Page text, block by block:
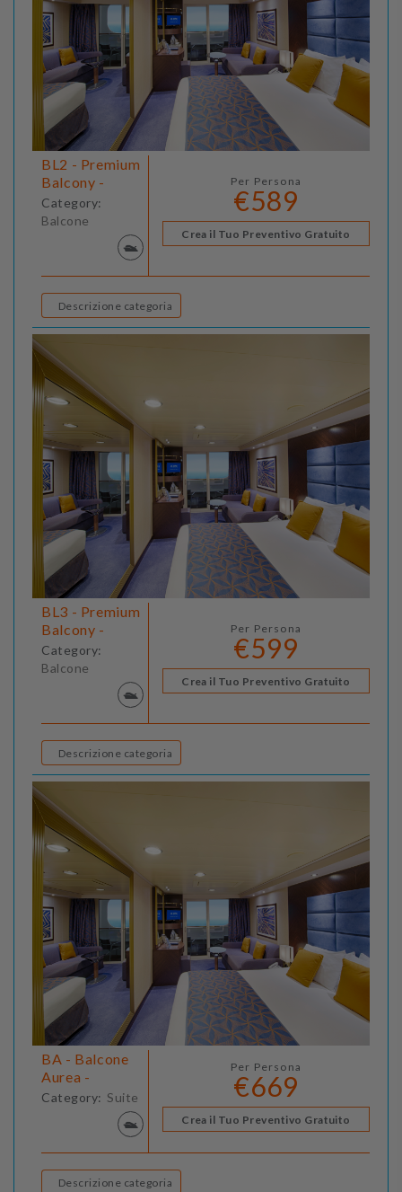
BL2 - Premium
Balcony -
Category:
Balcone
Per Persona
€589
Crea il Tuo Preventivo Gratuito
Descrizione categoria
BL3 - Premium
Balcony -
Category:
Balcone
Per Persona
€599
Crea il Tuo Preventivo Gratuito
Descrizione categoria
BA - Balcone
Aurea -
Category: Suite
Per Persona
€669
Crea il Tuo Preventivo Gratuito
Descrizione categoria